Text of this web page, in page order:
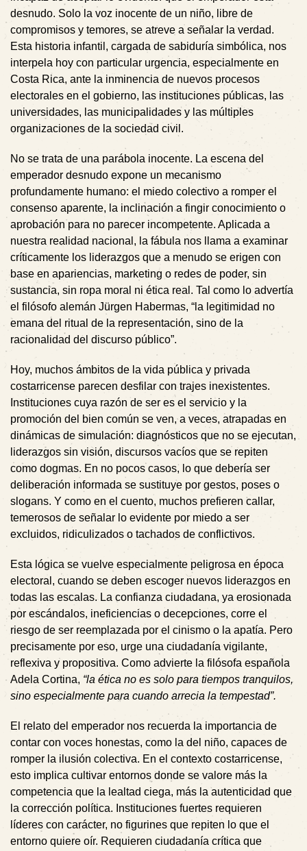
desnudo. Solo la voz inocente de un niño, libre de
compromisos y temores, se atreve a señalar la verdad.
Esta historia infantil, cargada de sabiduría simbólica, nos
interpela hoy con particular urgencia, especialmente en
Costa Rica, ante la inminencia de nuevos procesos
electorales en el gobierno, las instituciones públicas, las
universidades, las municipalidades y las múltiples
organizaciones de la sociedad civil.
No se trata de una parábola inocente. La escena del
emperador desnudo expone un mecanismo
profundamente humano: el miedo colectivo a romper el
consenso aparente, la inclinación a fingir conocimiento o
aprobación para no parecer incompetente. Aplicada a
nuestra realidad nacional, la fábula nos llama a examinar
críticamente los liderazgos que a menudo se erigen con
base en apariencias, marketing o redes de poder, sin
sustancia, sin ropa moral ni ética real. Tal como lo advertía
el filósofo alemán Jürgen Habermas, “la legitimidad no
emana del ritual de la representación, sino de la
racionalidad del discurso público”.
Hoy, muchos ámbitos de la vida pública y privada
costarricense parecen desfilar con trajes inexistentes.
Instituciones cuya razón de ser es el servicio y la
promoción del bien común se ven, a veces, atrapadas en
dinámicas de simulación: diagnósticos que no se ejecutan,
liderazgos sin visión, discursos vacíos que se repiten
como dogmas. En no pocos casos, lo que debería ser
deliberación informada se sustituye por gestos, poses o
slogans. Y como en el cuento, muchos prefieren callar,
temerosos de señalar lo evidente por miedo a ser
excluidos, ridiculizados o tachados de conflictivos.
Esta lógica se vuelve especialmente peligrosa en época
electoral, cuando se deben escoger nuevos liderazgos en
todas las escalas. La confianza ciudadana, ya erosionada
por escándalos, ineficiencias o decepciones, corre el
riesgo de ser reemplazada por el cinismo o la apatía. Pero
precisamente por eso, urge una ciudadanía vigilante,
reflexiva y propositiva. Como advierte la filósofa española
Adela Cortina, “la ética no es solo para tiempos tranquilos,
sino especialmente para cuando arrecia la tempestad”.
El relato del emperador nos recuerda la importancia de
contar con voces honestas, como la del niño, capaces de
romper la ilusión colectiva. En el contexto costarricense,
esto implica cultivar entornos donde se valore más la
competencia que la lealtad ciega, más la autenticidad que
la corrección política. Instituciones fuertes requieren
líderes con carácter, no figurines que repiten lo que el
entorno quiere oír. Requieren ciudadanía crítica que